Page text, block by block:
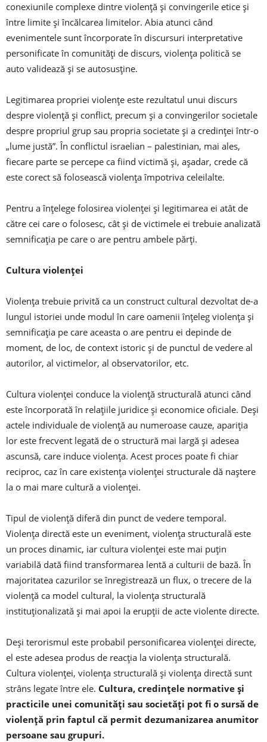
conexiunile complexe dintre violenţă şi convingerile etice şi
între limite şi încălcarea limitelor. Abia atunci când
evenimentele sunt încorporate în discursuri interpretative
personificate în comunităţi de discurs, violenţa politică se
auto validează şi se autosusţine.
Legitimarea propriei violenţe este rezultatul unui discurs
despre violenţă şi conflict, precum şi a convingerilor societale
despre propriul grup sau propria societate şi a credinţei într-o
„lume justă”. În conflictul israelian – palestinian, mai ales,
fiecare parte se percepe ca fiind victimă şi, aşadar, crede că
este corect să folosească violenţa împotriva celeilalte.
Pentru a înţelege folosirea violenţei şi legitimarea ei atât de
către cei care o folosesc, cât şi de victimele ei trebuie analizată
semnificaţia pe care o are pentru ambele părţi.
Cultura violenței
Violenţa trebuie privită ca un construct cultural dezvoltat de-a
lungul istoriei unde modul în care oamenii înţeleg violenţa şi
semnificaţia pe care aceasta o are pentru ei depinde de
moment, de loc, de context istoric şi de punctul de vedere al
autorilor, al victimelor, al observatorilor, etc.
Cultura violenţei conduce la violenţă structurală atunci când
este încorporată în relaţiile juridice şi economice oficiale. Deşi
actele individuale de violenţă au numeroase cauze, apariţia
lor este frecvent legată de o structură mai largă şi adesea
ascunsă, care induce violenţa. Acest proces poate fi chiar
reciproc, caz în care existenţa violenţei structurale dă naştere
la o mai mare cultură a violenței.
Tipul de violenţă diferă din punct de vedere temporal.
Violenţa directă este un eveniment, violenţa structurală este
un proces dinamic, iar cultura violenţei este mai puţin
variabilă dată fiind transformarea lentă a culturii de bază. În
majoritatea cazurilor se înregistrează un flux, o trecere de la
violenţă ca model cultural, la violenţa structurală
instituţionalizată şi mai apoi la erupţii de acte violente directe.
Deşi terorismul este probabil personificarea violenţei directe,
el este adesea produs de reacţia la violenţa structurală.
Cultura violenţei, violența structurală şi violența directă sunt
strâns legate între ele. Cultura, credinţele normative şi
practicile unei comunități sau societăţi pot fi o sursă de
violenţă prin faptul că permit dezumanizarea anumitor
persoane sau grupuri.